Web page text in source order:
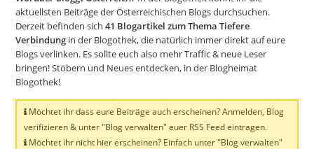
aktuellsten Beiträge der Österreichischen Blogs durchsuchen.
Derzeit befinden sich41 Blogartikel zum Thema Tiefere
Verbindung in der Blogothek, die natürlich immer direkt auf eure
Blogs verlinken. Es sollte euch also mehr Traffic & neue Leser
bringen! Stöbern und Neues entdecken, in der Blogheimat
Blogothek!
Möchtet ihr dass eure Beiträge auch erscheinen? Anmelden, Blog
verifizieren & unter "Blog verwalten" euer RSS Feed eintragen.
Möchtet ihr nicht hier erscheinen? Einfach unter "Blog verwalten"